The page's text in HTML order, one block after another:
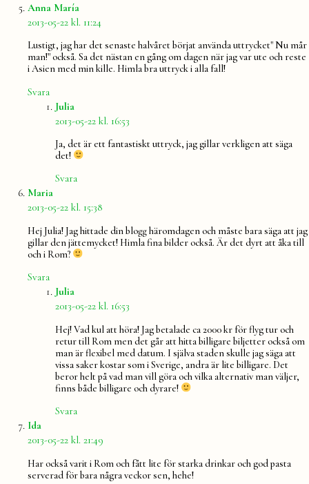
Anna María
2013-05-22 kl. 11:24
Lustigt, jag har det senaste halvåret börjat använda uttrycket" Nu mår
man!" också. Sa det nästan en gång om dagen när jag var ute och reste
i Asien med min kille. Himla bra uttryck i alla fall!
Svara
Julia
2013-05-22 kl. 16:53
Ja, det är ett fantastiskt uttryck, jag gillar verkligen att säga
det!
Svara
Maria
2013-05-22 kl. 15:38
Hej Julia! Jag hittade din blogg häromdagen och måste bara säga att jag
gillar den jättemycket! Himla fina bilder också. Är det dyrt att åka till
och i Rom?
Svara
Julia
2013-05-22 kl. 16:53
Hej! Vad kul att höra! Jag betalade ca 2000 kr för flyg tur och
retur till Rom men det går att hitta billigare biljetter också om
man är flexibel med datum. I själva staden skulle jag säga att
vissa saker kostar som i Sverige, andra är lite billigare. Det
beror helt på vad man vill göra och vilka alternativ man väljer,
finns både billigare och dyrare!
Svara
Ida
2013-05-22 kl. 21:49
Har också varit i Rom och fått lite för starka drinkar och god pasta
serverad för bara några veckor sen, hehe!